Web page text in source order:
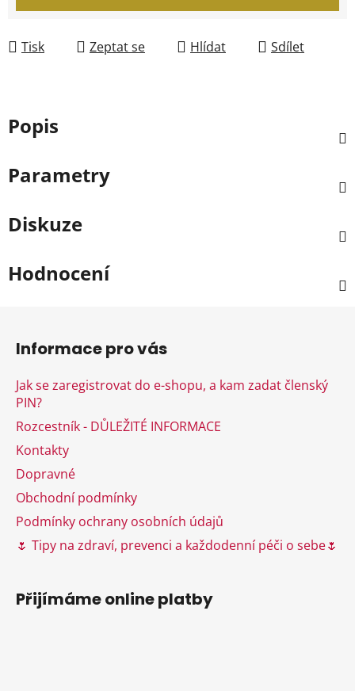
Tisk Zeptat se Hlídat Sdílet
Popis
Parametry
Diskuze
Hodnocení
Informace pro vás
Jak se zaregistrovat do e-shopu, a kam zadat členský
PIN?
Rozcestník - DŮLEŽITÉ INFORMACE
Kontakty
Dopravné
Obchodní podmínky
Podmínky ochrany osobních údajů
🌷 Tipy na zdraví, prevenci a každodenní péči o sebe🌷
Přijímáme online platby